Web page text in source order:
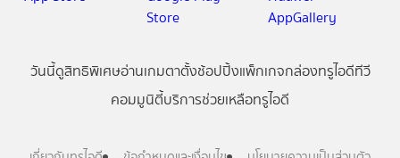
วันนี้ดูสิทธิพิเศษอ่านเกมตาตั้งช้อปปิ้งแพ็กเกจกล่องทรูไอดีทีวี
คอมมูนิตี้บริการช่วยเหลือทรูไอดี